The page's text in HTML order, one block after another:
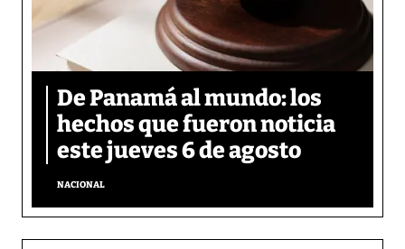
De Panamá al mundo: los
hechos que fueron noticia
este jueves 6 de agosto
NACIONAL